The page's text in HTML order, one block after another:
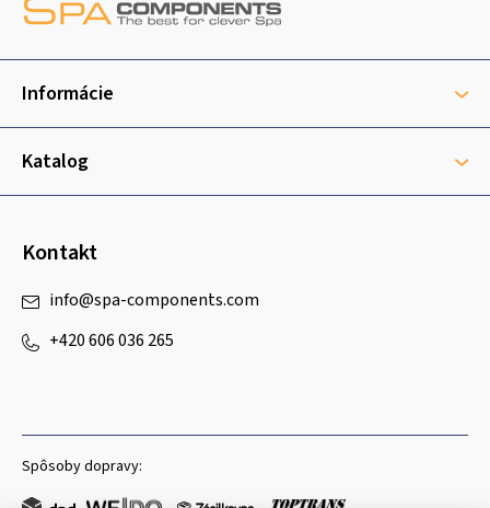
ä
i
Informácie
Katalog
Kontakt
info@spa-components.com
+420 606 036 265
Spôsoby dopravy: